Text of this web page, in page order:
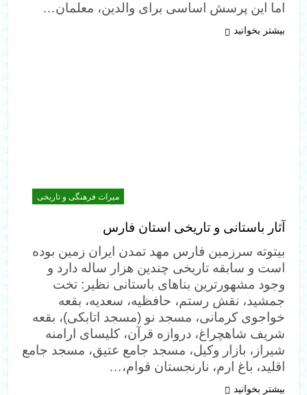
اما این پرسش اساسی برای والدین، معلمان…
بیشتر بخوانید
میراث فرهنگی و تاریخی
آثار باستانی و تاریخی استان فارس
بیتوته سرزمين فارس مهد تمدن ايران زمين بوده
است و سابقه تاريخى چندين هزار ساله دارد و
وجود مشهورترين بناهاى باستانى نظير: تخت
جمشيد، نقش رستم، حافظيه، سعديه، بقعه
خواجوى كرمانى، مسجد نو (مسجد اتابكى)، بقعه
شريف شاهچراغ، دروازه قرآن، كليساى ارامنه
شيراز، بازار وكيل، مسجد جامع عتيق، مسجد جامع
اقليد، باغ ارم، نارنجستان قوام،…
بیشتر بخوانید